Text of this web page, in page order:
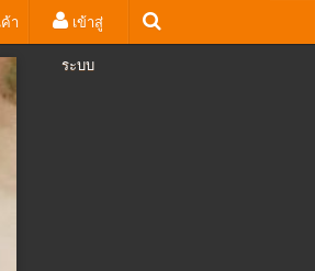
า เข้าสู่
ระบบ